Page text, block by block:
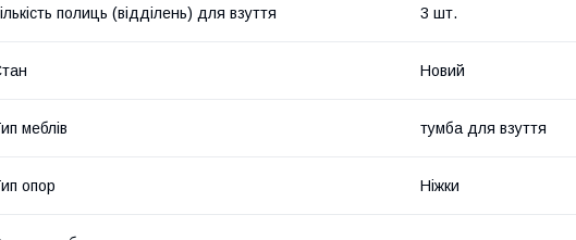
полиць (відділень) для взуття 3 шт.
Новий
меблів тумба для взуття
опор Ніжки